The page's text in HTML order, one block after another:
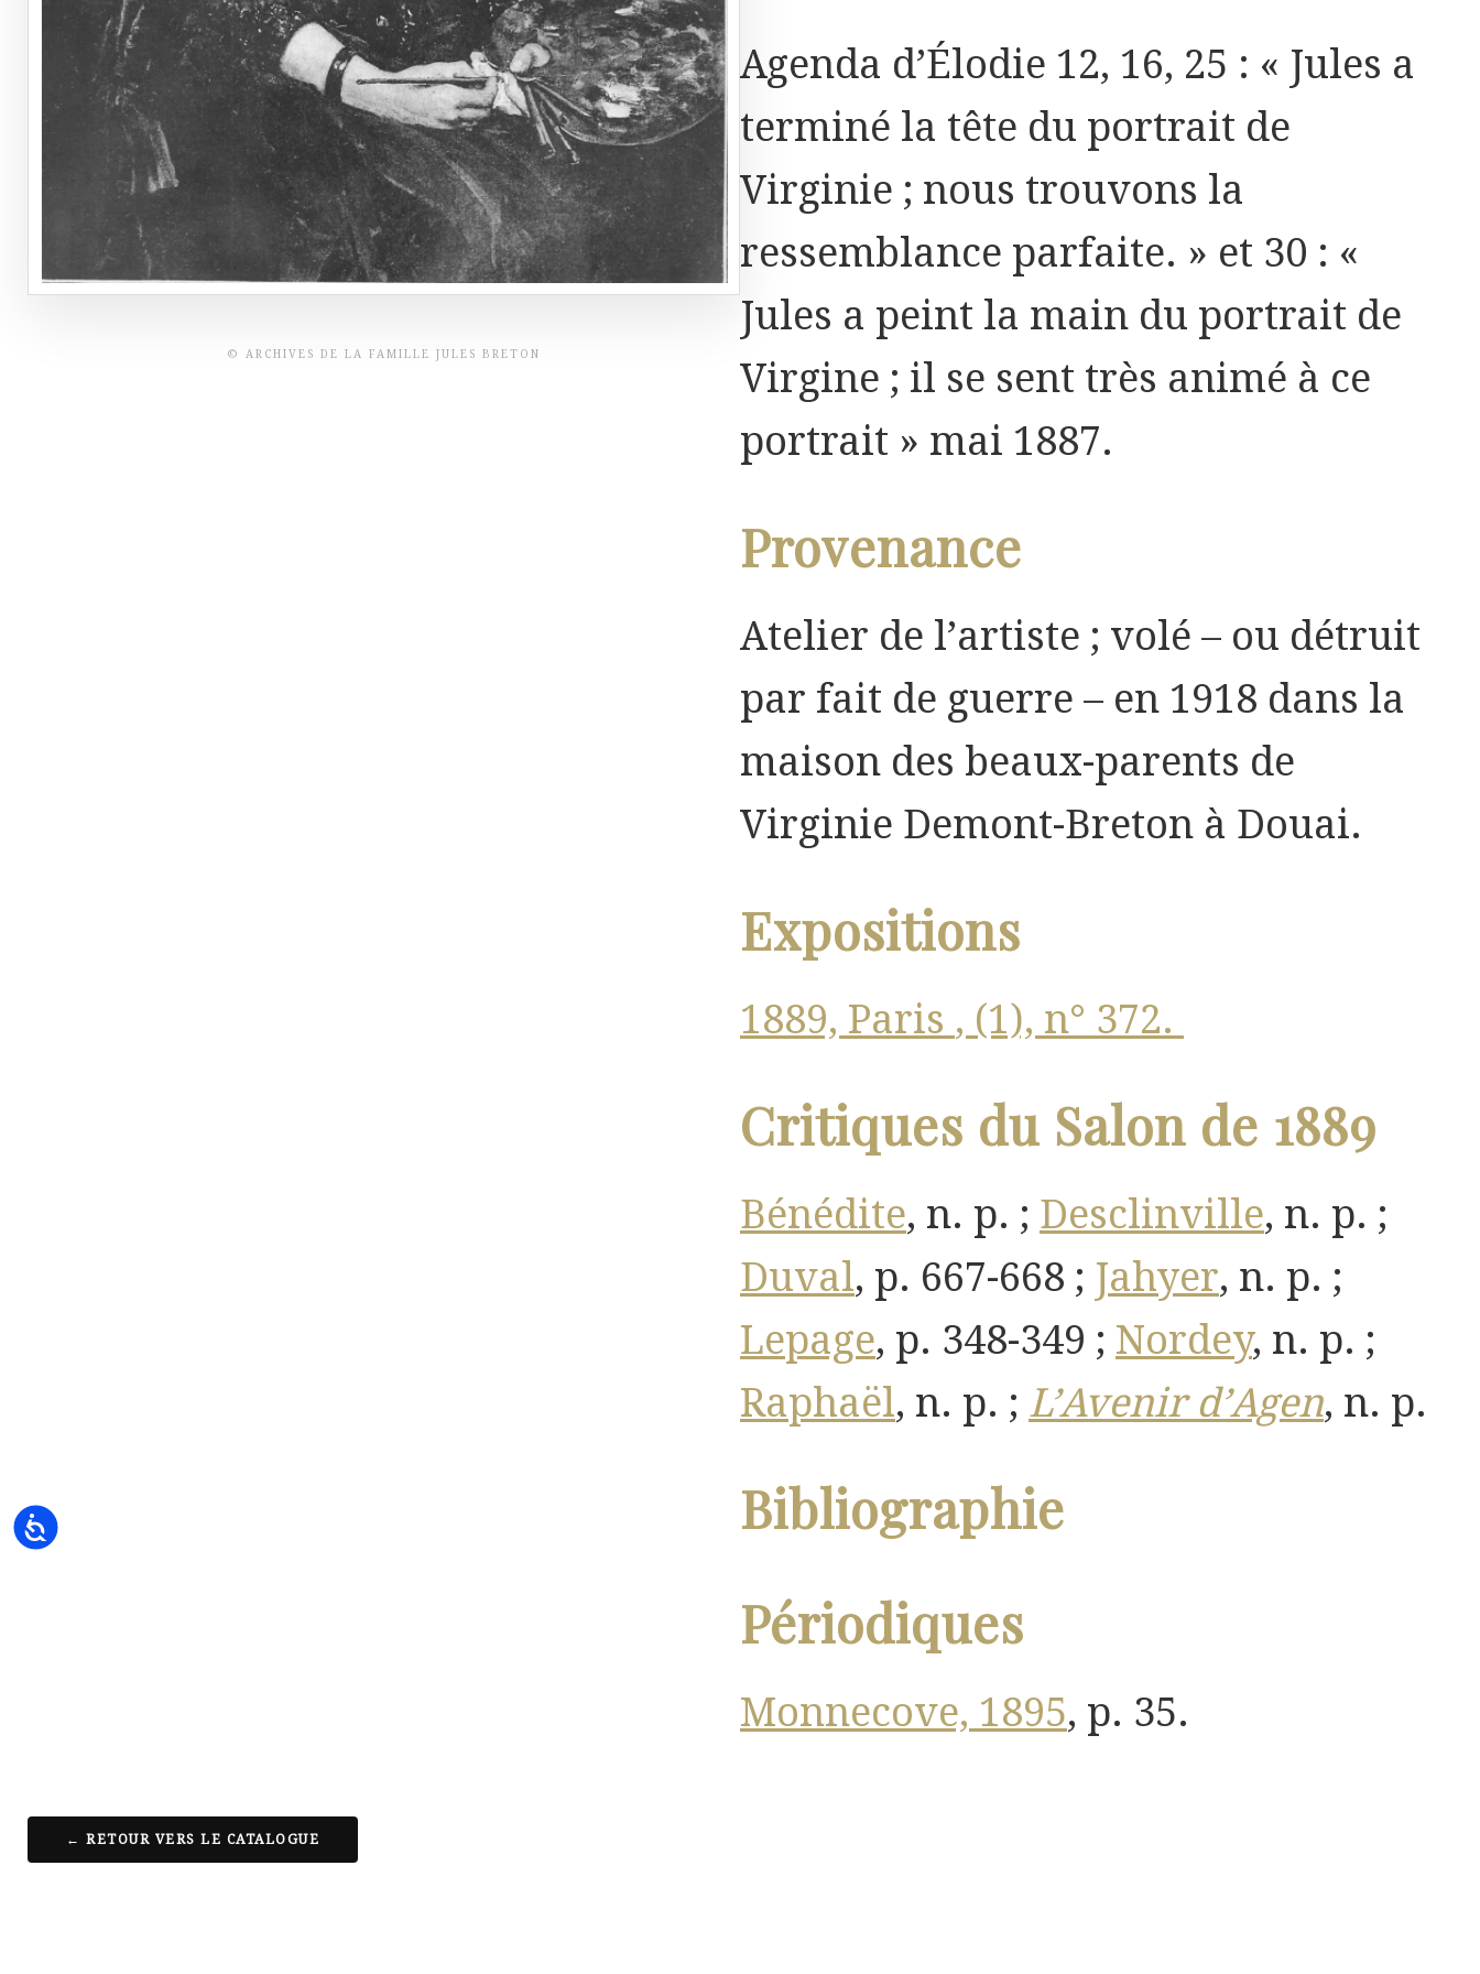
Accessibility
© ARCHIVES DE LA FAMILLE JULES BRETON
Agenda d’Élodie 12, 16, 25 : « Jules a
terminé la tête du portrait de
Virginie ; nous trouvons la
ressemblance parfaite. » et 30 : «
Jules a peint la main du portrait de
Virgine ; il se sent très animé à ce
portrait » mai 1887.
Provenance
Atelier de l’artiste ; volé – ou détruit
par fait de guerre – en 1918 dans la
maison des beaux-parents de
Virginie Demont-Breton à Douai.
Expositions
1889, Paris , (1), n° 372.
Critiques du Salon de 1889
Bénédite, n. p. ; Desclinville, n. p. ;
Duval, p. 667-668 ; Jahyer, n. p. ;
Lepage, p. 348-349 ; Nordey, n. p. ;
Raphaël, n. p. ; L’Avenir d’Agen, n. p.
Bibliographie
Périodiques
Monnecove, 1895, p. 35.
← RETOUR VERS LE CATALOGUE